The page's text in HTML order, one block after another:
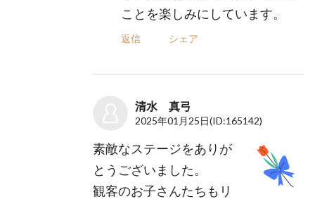
ことを楽しみにしています。
返信 シェア
清水 真弓
2025年01月25日(ID:165142)
素敵なステージをありが
とうございました。
観客のお子さんたちもリ